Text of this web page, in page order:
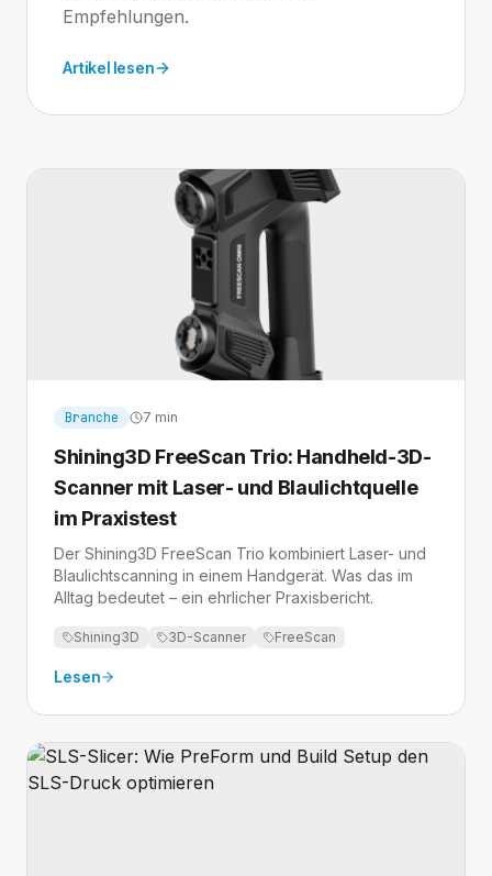
Empfehlungen.
Artikel lesen
Branche 7 min
Shining3D FreeScan Trio: Handheld-3D-
Scanner mit Laser- und Blaulichtquelle
im Praxistest
Der Shining3D FreeScan Trio kombiniert Laser- und
Blaulichtscanning in einem Handgerät. Was das im
Alltag bedeutet – ein ehrlicher Praxisbericht.
Shining3D 3D-Scanner FreeScan
Lesen